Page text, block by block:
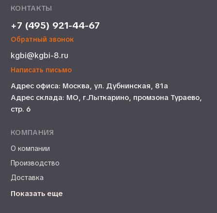
КОНТАКТЫ
+7 (495) 921-44-67
Обратный звонок
kgbi@kgbi-8.ru
Написать письмо
Адрес офиса: Москва, ул. Дубнинская, 81а
Адрес склада: МО, г.Лыткарино, промзона Тураево,
стр. 6
КОМПАНИЯ
О компании
Производство
Доставка
Показать еще